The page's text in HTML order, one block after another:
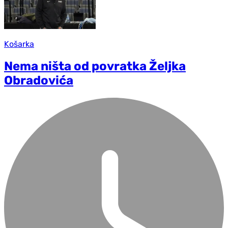
Košarka
Nema ništa od povratka Željka
Obradovića